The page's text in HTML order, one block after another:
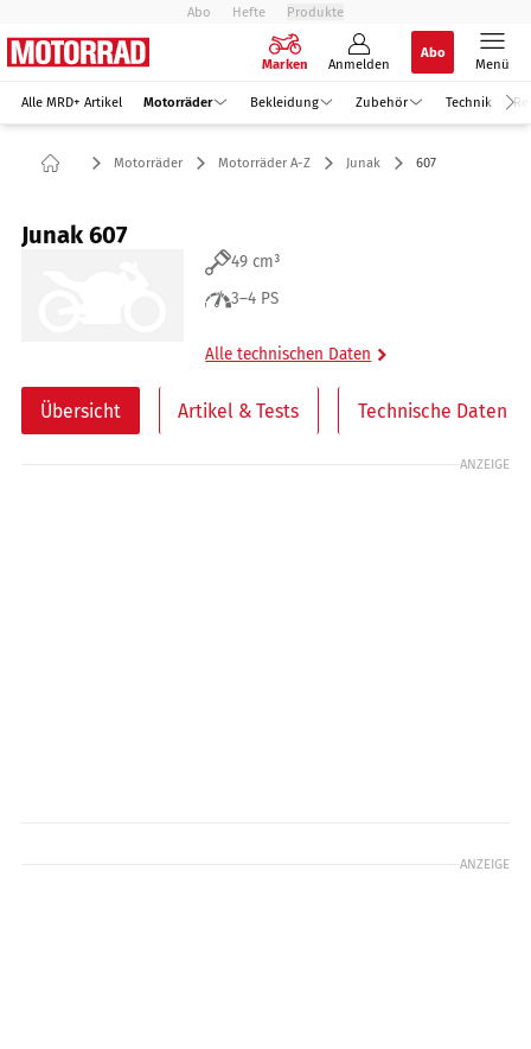
Abo Hefte Produkte
Marken Anmelden
Abo
Menü
Alle MRD+ Artikel Motorräder Bekleidung Zubehör Technik
Motorräder Motorräder A-Z Junak 607
Junak 607
49 cm³
3–4 PS
Alle technischen Daten
Übersicht Artikel & Tests Technische Daten
ANZEIGE
ANZEIGE